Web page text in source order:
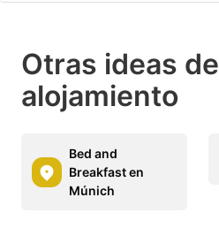
Otras ideas de
alojamiento
Bed and
Breakfast en
Múnich